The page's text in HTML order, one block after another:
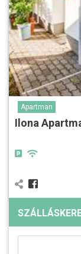
Apartman
Ilona